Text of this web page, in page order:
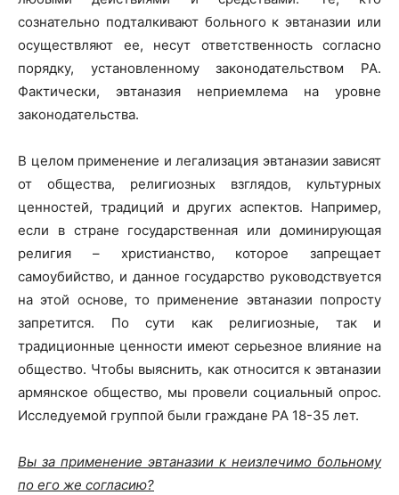
сознательно подталкивают больного к эвтаназии или
осуществляют ее, несут ответственность согласно
порядку, установленному законодательством РА.
Фактически, эвтаназия неприемлема на уровне
законодательства.
В целом применение и легализация эвтаназии зависят
от общества, религиозных взглядов, культурных
ценностей, традиций и других аспектов. Например,
если в стране государственная или доминирующая
религия – христианство, которое запрещает
самоубийство, и данное государство руководствуется
на этой основе, то применение эвтаназии попросту
запретится. По сути как религиозные, так и
традиционные ценности имеют серьезное влияние на
общество. Чтобы выяснить, как относится к эвтаназии
армянское общество, мы провели социальный опрос.
Исследуемой группой были граждане РА 18-35 лет.
Вы за применение эвтаназии к неизлечимо больному
по его же согласию?